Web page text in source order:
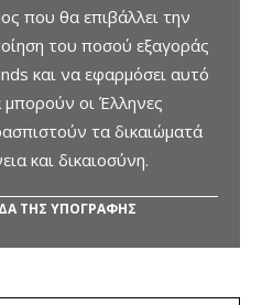
που θα επιβάλλει την
του ποσού εξαγοράς
και να εφαρμόσει αυτό
οι Έλληνες
τα δικαιώματά
και δικαιοσύνη.
ΤΗΣ ΥΠΟΓΡΑΦΗΣ